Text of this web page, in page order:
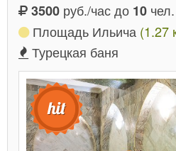
3500 руб./час до 10 чел.
Площадь Ильича (1.27
Турецкая баня